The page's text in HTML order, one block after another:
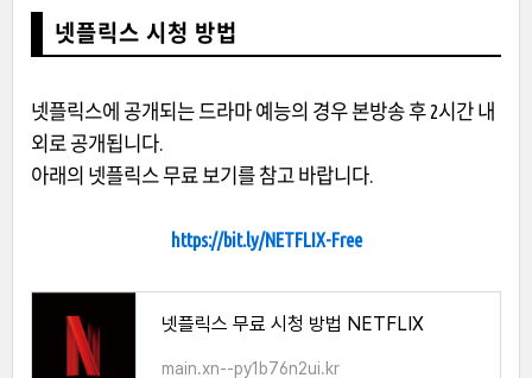
넷플릭스 시청 방법
넷플릭스에 공개되는 드라마 예능의 경우 본방송 후 2시간 내
외로 공개됩니다.
아래의 넷플릭스 무료 보기를 참고 바랍니다.
https://bit.ly/NETFLIX-Free
넷플릭스 무료 시청 방법 NETFLIX
main.xn--py1b76n2ui.kr